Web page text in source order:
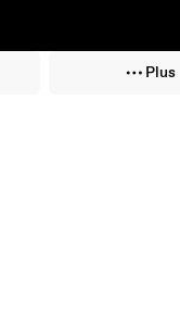
Plus